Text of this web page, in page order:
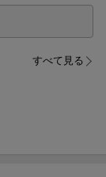
すべて見る